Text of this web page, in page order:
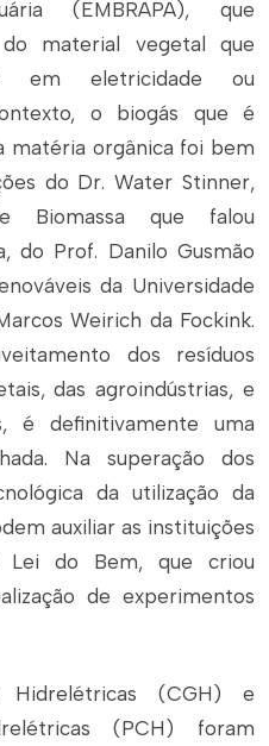
(EMBRAPA), que
material vegetal que
em eletricidade ou
o biogás que é
matéria orgânica foi bem
do Dr. Water Stinner,
Biomassa que falou
do Prof. Danilo Gusmão
da Universidade
Weirich da Fockink.
dos resíduos
das agroindústrias, e
é definitivamente uma
Na superação dos
da utilização da
auxiliar as instituições
Lei do Bem, que criou
de experimentos
Hidrelétricas (CGH) e
(PCH) foram